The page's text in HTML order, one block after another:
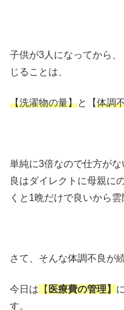
子供が3人になってから
じることは、
【洗濯物の量】と【体調
単純に3倍なので仕方が
良はダイレクトに母親に
くと1晩だけで良いから
さて、そんな体調不良が
今日は 【 医療費の管理】
す。